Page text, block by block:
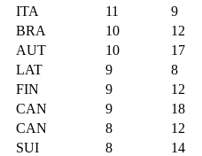
ITA 11
9
BRA 10
12
AUT 10
17
LAT 9
8
FIN 9
12
CAN 9
18
CAN 8
12
SUI 8
14